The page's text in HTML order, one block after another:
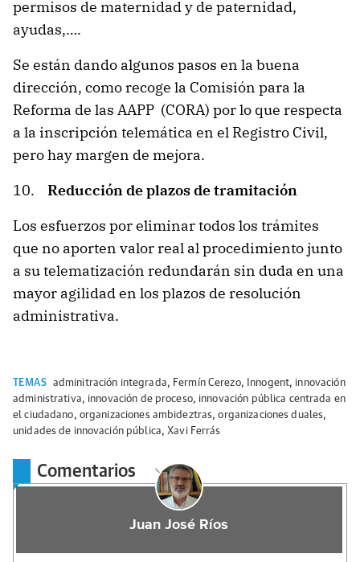
permisos de maternidad y de paternidad,
ayudas,….
Se están dando algunos pasos en la buena
dirección, como recoge la Comisión para la
Reforma de las AAPP (CORA) por lo que respecta
a la inscripción telemática en el Registro Civil,
pero hay margen de mejora.
10.
Reducción de plazos de tramitación
Los esfuerzos por eliminar todos los trámites
que no aporten valor real al procedimiento junto
a su telematización redundarán sin duda en una
mayor agilidad en los plazos de resolución
administrativa.
TEMAS adminitración integrada, Fermín Cerezo, Innogent, innovación
administrativa, innovación de proceso, innovación pública centrada en
el ciudadano, organizaciones ambideztras,organizaciones duales,
unidades de innovación pública,Xavi Ferrás
Comentarios
Juan José Ríos